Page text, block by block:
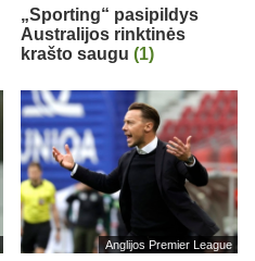
„Sporting“ pasipildys
Australijos rinktinės
krašto saugu (1)
Anglijos Premier League